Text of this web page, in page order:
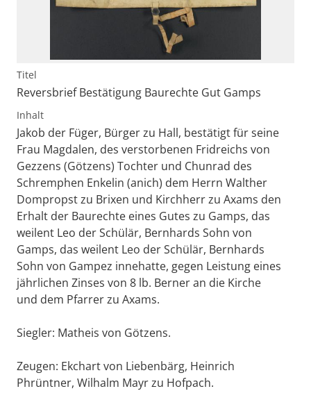
Titel
Reversbrief Bestätigung Baurechte Gut Gamps
Inhalt
Jakob der Füger, Bürger zu Hall, bestätigt für seine
Frau Magdalen, des verstorbenen Fridreichs von
Gezzens (Götzens) Tochter und Chunrad des
Schremphen Enkelin (anich) dem Herrn Walther
Dompropst zu Brixen und Kirchherr zu Axams den
Erhalt der Baurechte eines Gutes zu Gamps, das
weilent Leo der Schülär, Bernhards Sohn von
Gamps, das weilent Leo der Schülär, Bernhards
Sohn von Gampez innehatte, gegen Leistung eines
jährlichen Zinses von 8 lb. Berner an die Kirche
und dem Pfarrer zu Axams.
Siegler: Matheis von Götzens.
Zeugen: Ekchart von Liebenbärg, Heinrich
Phrüntner, Wilhalm Mayr zu Hofpach.